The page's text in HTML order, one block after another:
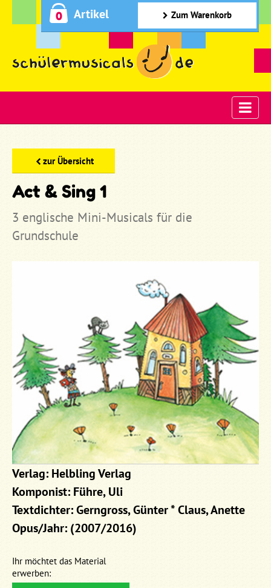
0 Artikel Zum Warenkorb
zur Übersicht
Act & Sing 1
3 englische Mini-Musicals für die
Grundschule
Verlag: Helbling Verlag
Komponist: Führe, Uli
Textdichter: Gerngross, Günter * Claus, Anette
Opus/Jahr: (2007/2016)
Ihr möchtet das Material
erwerben: